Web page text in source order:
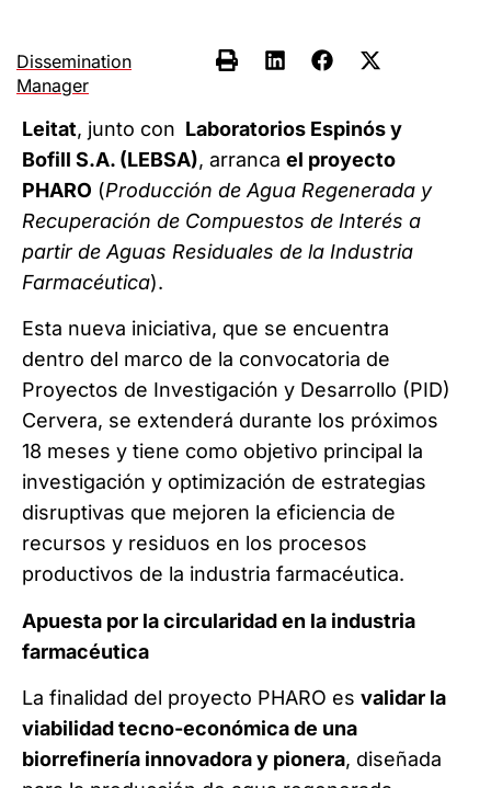
Dissemination
Manager
Leitat, junto con Laboratorios Espinós y
Bofill S.A. (LEBSA), arranca el proyecto
PHARO (Producción de Agua Regenerada y
Recuperación de Compuestos de Interés a
partir de Aguas Residuales de la Industria
Farmacéutica).
Esta nueva iniciativa, que se encuentra
dentro del marco de la convocatoria de
Proyectos de Investigación y Desarrollo (PID)
Cervera, se extenderá durante los próximos
18 meses y tiene como objetivo principal la
investigación y optimización de estrategias
disruptivas que mejoren la eficiencia de
recursos y residuos en los procesos
productivos de la industria farmacéutica.
Apuesta por la circularidad en la industria
farmacéutica
La finalidad del proyecto PHARO es validar la
viabilidad tecno-económica de una
biorrefinería innovadora y pionera, diseñada